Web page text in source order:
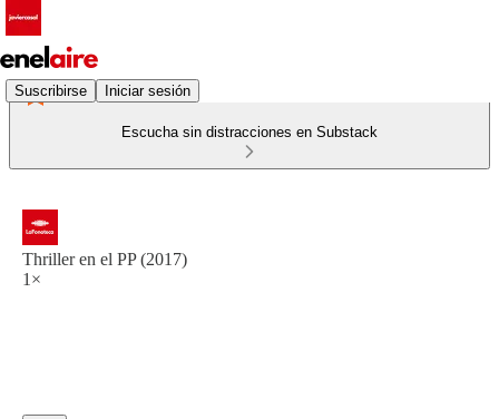
Suscribirse Iniciar sesión
Escucha sin distracciones en Substack
Thriller en el PP (2017)
1×